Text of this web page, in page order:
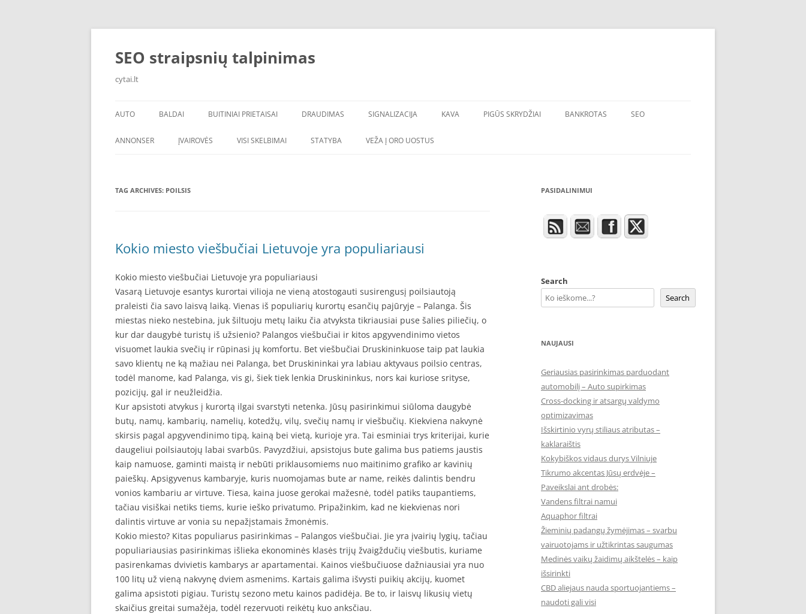
Skip
SEO straipsnių talpinimas
cytai.lt
AUTO
PADANGOS
BALDAI BUITINIAI PRIETAISAI DRAUDIMAS SIGNALIZACIJA KAVA PIGŪS SKRYDŽIAI BANKROTAS SEO
ANNONSER ĮVAIROVĖS VISI SKELBIMAI STATYBA VEŽA Į ORO UOSTUS
TAG ARCHIVES: POILSIS
Kokio miesto viešbučiai Lietuvoje yra populiariausi
Kokio miesto viešbučiai Lietuvoje yra populiariausi
Vasarą Lietuvoje esantys kurortai vilioja ne vieną atostogauti susirengusį poilsiautoją
praleisti čia savo laisvą laiką. Vienas iš populiarių kurortų esančių pajūryje – Palanga. Šis
miestas nieko nestebina, juk šiltuoju metų laiku čia atvyksta tikriausiai puse šalies piliečių, o
kur dar daugybė turistų iš užsienio? Palangos viešbučiai ir kitos apgyvendinimo vietos
visuomet laukia svečių ir rūpinasi jų komfortu. Bet viešbučiai Druskininkuose taip pat laukia
savo klientų ne ką mažiau nei Palanga, bet Druskininkai yra labiau aktyvaus poilsio centras,
todėl manome, kad Palanga, vis gi, šiek tiek lenkia Druskininkus, nors kai kuriose srityse,
pozicijų, gal ir neužleidžia.
Kur apsistoti atvykus į kurortą ilgai svarstyti netenka. Jūsų pasirinkimui siūloma daugybė
butų, namų, kambarių, namelių, kotedžų, vilų, svečių namų ir viešbučių. Kiekviena nakvynė
skirsis pagal apgyvendinimo tipą, kainą bei vietą, kurioje yra. Tai esminiai trys kriterijai, kurie
daugeliui poilsiautojų labai svarbūs. Pavyzdžiui, apsistojus bute galima bus patiems jaustis
kaip namuose, gaminti maistą ir nebūti priklausomiems nuo maitinimo grafiko ar kavinių
paieškų. Apsigyvenus kambaryje, kuris nuomojamas bute ar name, reikės dalintis bendru
vonios kambariu ar virtuve. Tiesa, kaina juose gerokai mažesnė, todėl patiks taupantiems,
tačiau visiškai netiks tiems, kurie ieško privatumo. Pripažinkim, kad ne kiekvienas nori
dalintis virtuve ar vonia su nepažįstamais žmonėmis.
Kokio miesto? Kitas populiarus pasirinkimas – Palangos viešbučiai. Jie yra įvairių lygių, tačiau
populiariausias pasirinkimas išlieka ekonominės klasės trijų žvaigždučių viešbutis, kuriame
pasirenkamas dvivietis kambarys ar apartamentai. Kainos viešbučiuose dažniausiai yra nuo
100 litų už vieną nakvynę dviem asmenims. Kartais galima išvysti puikių akcijų, kuomet
galima apsistoti pigiau. Turistų sezono metu kainos padidėja. Be to, ir laisvų likusių vietų
skaičius greitai sumažėja, todėl rezervuoti reikėtų kuo anksčiau.
PASIDALINIMUI
Search
Search
NAUJAUSI
Geriausias pasirinkimas parduodant
automobilį – Auto supirkimas
Cross-docking ir atsargų valdymo
optimizavimas
Išskirtinio vyrų stiliaus atributas –
kaklaraištis
Kokybiškos vidaus durys Vilniuje
Tikrumo akcentas Jūsų erdvėje –
Paveikslai ant drobės:
Vandens filtrai namui
Aquaphor filtrai
Žieminių padangų žymėjimas – svarbu
vairuotojams ir užtikrintas saugumas
Medinės vaikų žaidimų aikštelės – kaip
išsirinkti
CBD aliejaus nauda sportuojantiems –
naudoti gali visi